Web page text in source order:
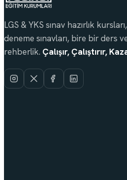
LGS & YKS sınav hazırlık kursları,
deneme sınavları, bire bir ders
rehberlik. Çalışır, Çalıştırır,